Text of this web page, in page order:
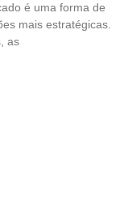
é uma forma de
mais estratégicas.
as